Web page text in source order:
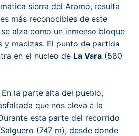
sierra del Aramo, resulta
más reconocibles de este
alza como un inmenso bloque
y macizas. El punto de partida
en el nucleo de La Vara (580
la parte alta del pueblo,
que nos eleva a la
esta parte del recorrido
(747 m), desde donde